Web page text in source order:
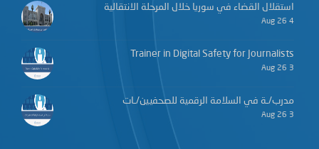
استقلال القضاء في سوريا خلال المرحلة الانتقالية
4 Aug 26
Trainer in Digital Safety for Journalists
3 Aug 26
مدرب/ـة في السلامة الرقمية للصحفيين/ـات
3 Aug 26